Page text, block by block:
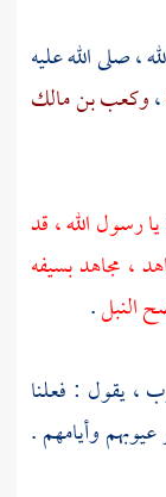
صلى الله عليه
،وكعب بن مالك
يا رسول الله ، قد
، مجاهد بسيفه
النبل.
، يقول : فعلنا
وأيامهم .